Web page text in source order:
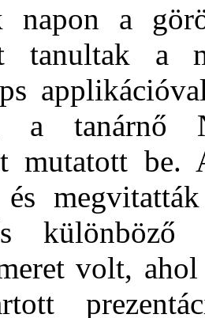
napon a
tanultak a
tanárnő
mutatott
és
volt,